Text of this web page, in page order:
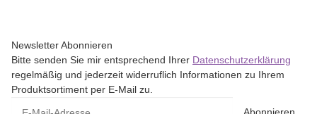
Newsletter Abonnieren
Bitte senden Sie mir entsprechend Ihrer Datenschutzerklärung
regelmäßig und jederzeit widerruflich Informationen zu Ihrem
Produktsortiment per E-Mail zu.